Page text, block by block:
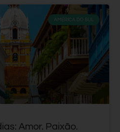
AMÉRICA DO SUL
Amor. Paixão.